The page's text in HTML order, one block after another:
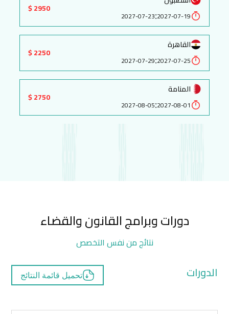
2027-07-19
:
2027-07-23
2950 $
القاهرة
2027-07-25
:
2027-07-29
2250 $
المنامة
2027-08-01
:
2027-08-05
2750 $
دورات وبرامج القانون والقضاء
نتائج من نفس التخصص
الدورات تحميل قائمة النتائج